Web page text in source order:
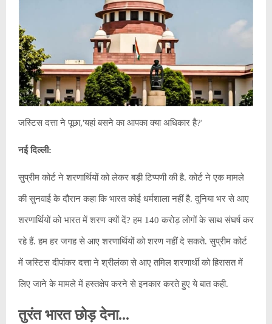
जस्टिस दत्ता ने पूछा,'यहां बसने का आपका क्या अधिकार है?'
नई दिल्‍ली:
सुप्रीम कोर्ट ने शरणार्थियों को लेकर बड़ी टिप्पणी की है. कोर्ट ने एक मामले
की सुनवाई के दौरान कहा कि भारत कोई धर्मशाला नहीं है. दुनिया भर से आए
शरणार्थियों को भारत में शरण क्यों दें? हम 140 करोड़ लोगों के साथ संघर्ष कर
रहे हैं. हम हर जगह से आए शरणार्थियों को शरण नहीं दे सकते. सुप्रीम कोर्ट
में जस्टिस दीपांकर दत्ता ने श्रीलंका से आए तमिल शरणार्थी को हिरासत में
लिए जाने के मामले में हस्तक्षेप करने से इनकार करते हुए ये बात कही.
तुरंत भारत छोड़ देना...